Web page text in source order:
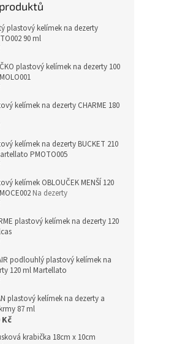
plastový kelímek na dezerty
90 ml
plastový kelímek na dezerty 100
kelímek na dezerty CHARME 180
kelímek na dezerty BUCKET 210
PMOTO005
kelímek OBLOUČEK MENŠÍ 120
Na dezerty
plastový kelímek na dezerty 120
podlouhlý plastový kelímek na
120 ml Martellato
plastový kelímek na dezerty a
87 ml
Kč
krabička 18cm x 10cm